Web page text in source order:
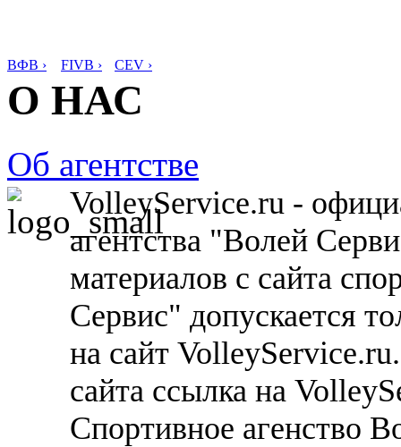
ВФВ › FIVB › CEV ›
О НАС
Об агентстве
VolleyService.ru -
агентства "Волей
материалов с сайта
Сервис" допускается
на сайт
сайта ссылка на
Спортивное агенство